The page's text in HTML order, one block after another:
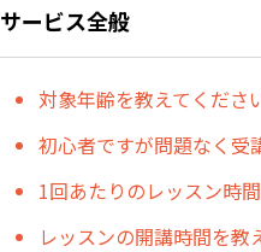
サービス全般
対象年齢を教えてくださ
初心者ですが問題なく受
1回あたりのレッスン時
レッスンの開講時間を教